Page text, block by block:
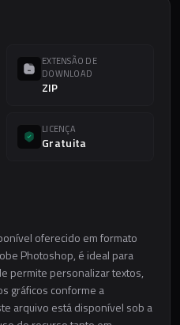
EXTENSÃO DE
DOWNLOAD
ZIP
LICENÇA
Gratuita
oferecido em formato
Photoshop, é ideal para
permite personalizar textos,
gráficos conforme a
arquivo está disponível sob a